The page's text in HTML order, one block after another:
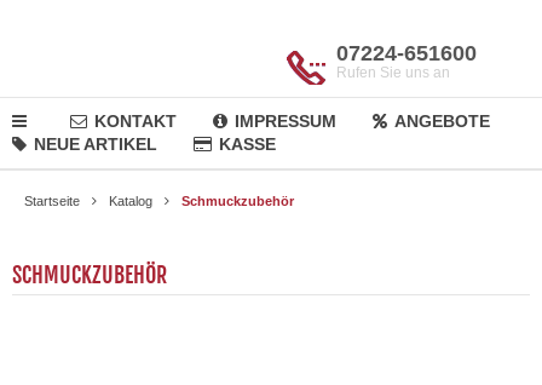
07224-651600
Rufen Sie uns an
KONTAKT IMPRESSUM
ANGEBOTE
NEUE ARTIKEL
KASSE
Startseite Katalog Schmuckzubehör
SCHMUCKZUBEHÖR